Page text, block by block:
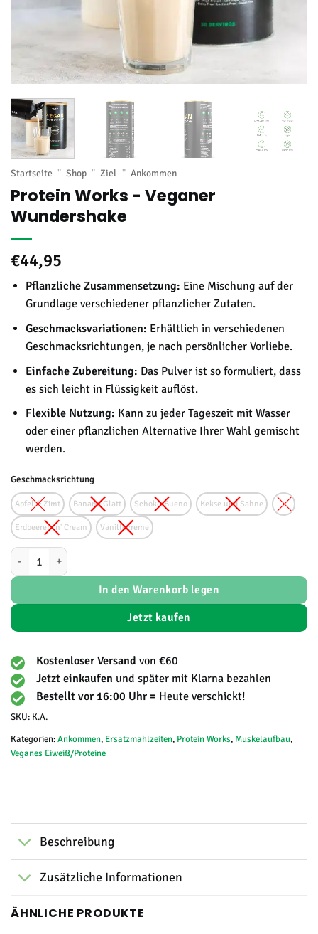
Startseite " Shop " Ziel " Ankommen
Protein Works - Veganer
Wundershake
€44,95
Pflanzliche Zusammensetzung: Eine Mischung auf der
Grundlage verschiedener pflanzlicher Zutaten.
Geschmacksvariationen: Erhältlich in verschiedenen
Geschmacksrichtungen, je nach persönlicher Vorliebe.
Einfache Zubereitung: Das Pulver ist so formuliert, dass
es sich leicht in Flüssigkeit auflöst.
Flexible Nutzung: Kann zu jeder Tageszeit mit Wasser
oder einer pflanzlichen Alternative Ihrer Wahl gemischt
werden.
Geschmacksrichtung
Apfel & Zimt Banane Glatt Schoko-Bueno Kekse und Sahne
Erdbeeren 'n' Cream Vanillecreme
Protein Works - Vegan Wondershake Menge
In den Warenkorb legen
Jetzt kaufen
Kostenloser Versandvon €60
Jetzt einkaufen und später mit Klarna bezahlen
Bestellt vor 16:00 Uhr = Heute verschickt!
SKU: K.A.
Kategorien:Ankommen, Ersatzmahlzeiten, Protein Works, Muskelaufbau,
Veganes Eiweiß/Proteine
Beschreibung
Zusätzliche Informationen
ÄHNLICHE PRODUKTE